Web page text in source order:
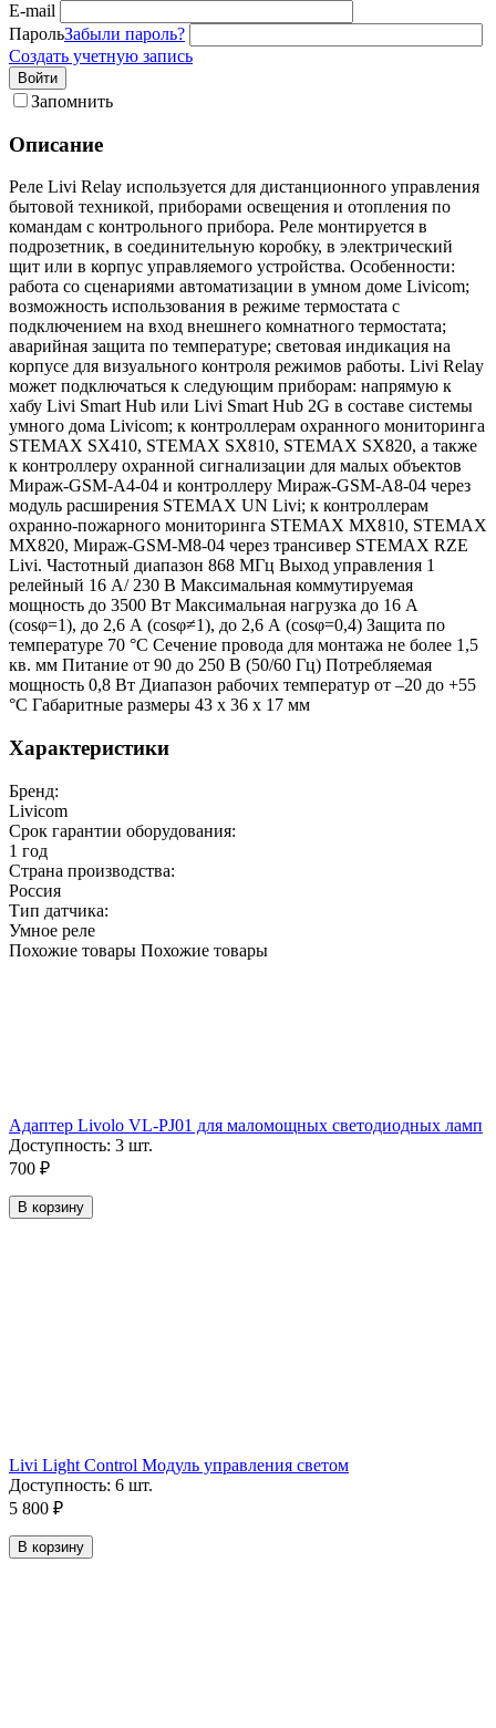
E-mail
ПарольЗабыли пароль?
Создать учетную запись
Войти
Запомнить
Описание
Реле Livi Relay используется для дистанционного управления
бытовой техникой, приборами освещения и отопления по
командам с контрольного прибора. Реле монтируется в
подрозетник, в соединительную коробку, в электрический
щит или в корпус управляемого устройства. Особенности:
работа со сценариями автоматизации в умном доме Livicom;
возможность использования в режиме термостата с
подключением на вход внешнего комнатного термостата;
аварийная защита по температуре; световая индикация на
корпусе для визуального контроля режимов работы. Livi Relay
может подключаться к следующим приборам: напрямую к
хабу Livi Smart Hub или Livi Smart Hub 2G в составе системы
умного дома Livicom; к контроллерам охранного мониторинга
STEMAX SX410, STEMAX SX810, STEMAX SX820, а также
к контроллеру охранной сигнализации для малых объектов
Мираж-GSM-А4-04 и контроллеру Мираж-GSM-А8-04 через
модуль расширения STEMAX UN Livi; к контроллерам
охранно-пожарного мониторинга STEMAX MX810, STEMAX
MX820, Мираж-GSM-M8-04 через трансивер STEMAX RZE
Livi. Частотный диапазон 868 МГц Выход управления 1
релейный 16 А/ 230 В Максимальная коммутируемая
мощность до 3500 Вт Максимальная нагрузка до 16 А
(cosφ=1), до 2,6 А (cosφ≠1), до 2,6 А (cosφ=0,4) Защита по
температуре 70 °С Сечение провода для монтажа не более 1,5
кв. мм Питание от 90 до 250 В (50/60 Гц) Потребляемая
мощность 0,8 Вт Диапазон рабочих температур от –20 до +55
°C Габаритные размеры 43 х 36 х 17 мм
Характеристики
Бренд:
Livicom
Срок гарантии оборудования:
1 год
Страна производства:
Россия
Тип датчика:
Умное реле
Похожие товары Похожие товары
Адаптер Livolo VL-PJ01 для маломощных светодиодных ламп
Доступность: 3 шт.
700 ₽
В корзину
Livi Light Control Модуль управления светом
Доступность: 6 шт.
5 800 ₽
В корзину